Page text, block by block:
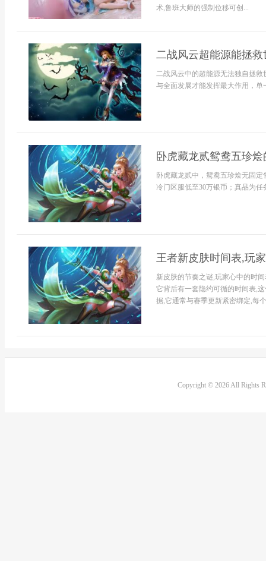
术,鲁班大师的强制位移可创...
二战风云超能源能拯
二战风云中的超能源无法独自拯
与全面发展才能发挥最大作用，
卧虎藏龙贰鸳鸯五珍
卧虎藏龙贰中，鸳鸯五珍烩无固
冷门区服低至30万银币；真品为
王者新皮肤时间表,玩
新皮肤的节奏之谜,玩家心中的时
它背后有一套隐约可循的时间表,
据,它通常与赛季更新紧密绑定,每
Copyright © 2026 All Rights